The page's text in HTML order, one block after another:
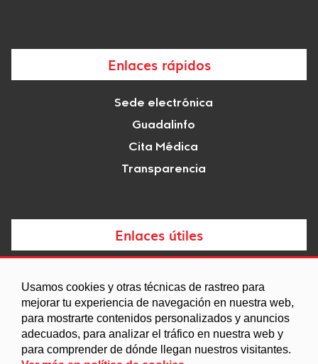
Usamos cookies y otras técnicas de rastreo para
mejorar tu experiencia de navegación en nuestra web,
para mostrarte contenidos personalizados y anuncios
adecuados, para analizar el tráfico en nuestra web y
para comprender de dónde llegan nuestros visitantes.
Enlaces rápidos
Sede electrónica
Guadalinfo
Cita Médica
Transparencia
Enlaces útiles
Agenda
Ordenanzas
Entidades y asociaciones